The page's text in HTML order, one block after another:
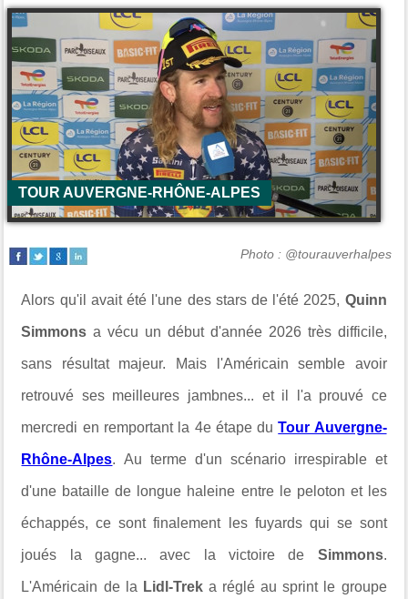
TOUR AUVERGNE-RHÔNE-ALPES
Photo : @tourauverhalpes
Alors qu'il avait été l'une des stars de l'été 2025, Quinn
Simmons a vécu un début d'année 2026 très difficile,
sans résultat majeur. Mais l'Américain semble avoir
retrouvé ses meilleures jambnes... et il l'a prouvé ce
mercredi en remportant la 4e étape duTour Auvergne-
Rhône-Alpes. Au terme d'un scénario irrespirable et
d'une bataille de longue haleine entre le peloton et les
échappés, ce sont finalement les fuyards qui se sont
joués la gagne... avec la victoire de Simmons.
L'Américain de la Lidl-Treka réglé au sprint le groupe